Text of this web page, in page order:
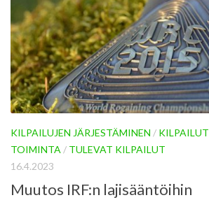
KILPAILUJEN JÄRJESTÄMINEN / KILPAILUT
TOIMINTA / TULEVAT KILPAILUT
16.4.2023
Muutos IRF:n lajisääntöihin